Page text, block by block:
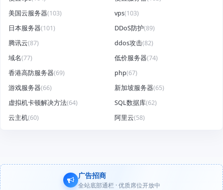
美国云服务器(103) vps(103)
日本服务器(101) DDoS防护(89)
腾讯云(87) ddos攻击(82)
域名(77) 低价服务器(74)
香港高防服务器(69) php(67)
游戏服务器(66) 新加坡服务器(65)
虚拟机卡顿解决方法(64) SQL数据库(62)
云主机(60) 阿里云(58)
广告招商
全站底部通栏 · 优质席位开放中